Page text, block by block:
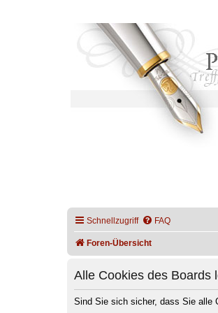
Schnellzugriff FAQ
Foren-Übersicht
Alle Cookies des Boards
Sind Sie sich sicher, dass Sie alle